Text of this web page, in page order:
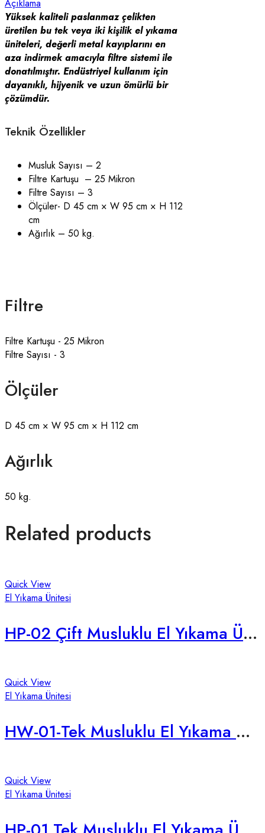
Açıklama
Yüksek kaliteli paslanmaz çelikten
üretilen bu tek veya iki kişilik el yıkama
üniteleri, değerli metal kayıplarını en
aza indirmek amacıyla filtre sistemi ile
donatılmıştır. Endüstriyel kullanım için
dayanıklı, hijyenik ve uzun ömürlü bir
çözümdür.
Teknik Özellikler
Musluk Sayısı – 2
Filtre Kartuşu – 25 Mikron
Filtre Sayısı – 3
Ölçüler- D 45 cm × W 95 cm × H 112
cm
Ağırlık – 50 kg.
Filtre
Filtre Kartuşu - 25 Mikron
Filtre Sayısı - 3
Ölçüler
D 45 cm × W 95 cm × H 112 cm
Ağırlık
50 kg.
Related products
Quick View
El Yıkama Ünitesi
HP-02 Çift Musluklu El Yıkama Ünitesi
Quick View
El Yıkama Ünitesi
HW-01-Tek Musluklu El Yıkama Ünitesi
Quick View
El Yıkama Ünitesi